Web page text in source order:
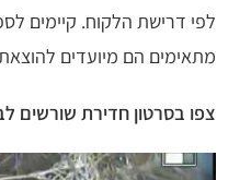
לפי דרישת הלקוח. קיימים
מתאימים הם מיועדים
צפו בסרטון חדירת שורשים